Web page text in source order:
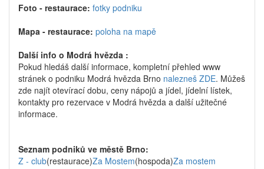
Foto - restaurace: fotky podniku
Mapa - restaurace: poloha na mapě
Další info o Modrá hvězda :
Pokud hledáš další informace, kompletní přehled www
stránek o podniku Modrá hvězda Brno nalezneš ZDE. Můžeš
zde najít otevírací dobu, ceny nápojů a jídel, jídelní lístek,
kontakty pro rezervace v Modrá hvězda a další užitečné
informace.
Seznam podniků ve městě Brno:
Z - club(restaurace)Za Mostem(hospoda)Za mostem